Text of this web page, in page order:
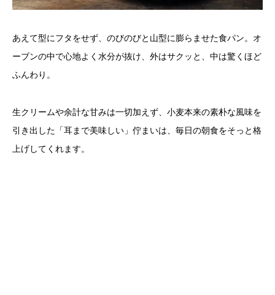
あえて型にフタをせず、のびのびと山型に膨らませた食パン。オ
ーブンの中で心地よく水分が抜け、外はサクッと、中は驚くほど
ふんわり。
生クリームや余計な甘みは一切加えず、小麦本来の素朴な風味を
引き出した「耳まで美味しい」佇まいは、毎日の朝食をそっと格
上げしてくれます。